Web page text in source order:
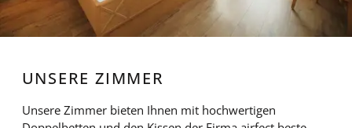
UNSERE ZIMMER
Unsere Zimmer bieten Ihnen mit hochwertigen